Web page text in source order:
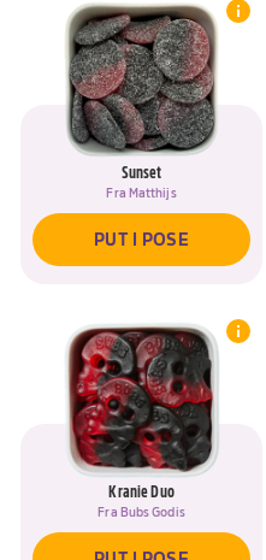
Sunset
Fra Matthijs
PUT I POSE
Kranie Duo
Fra Bubs Godis